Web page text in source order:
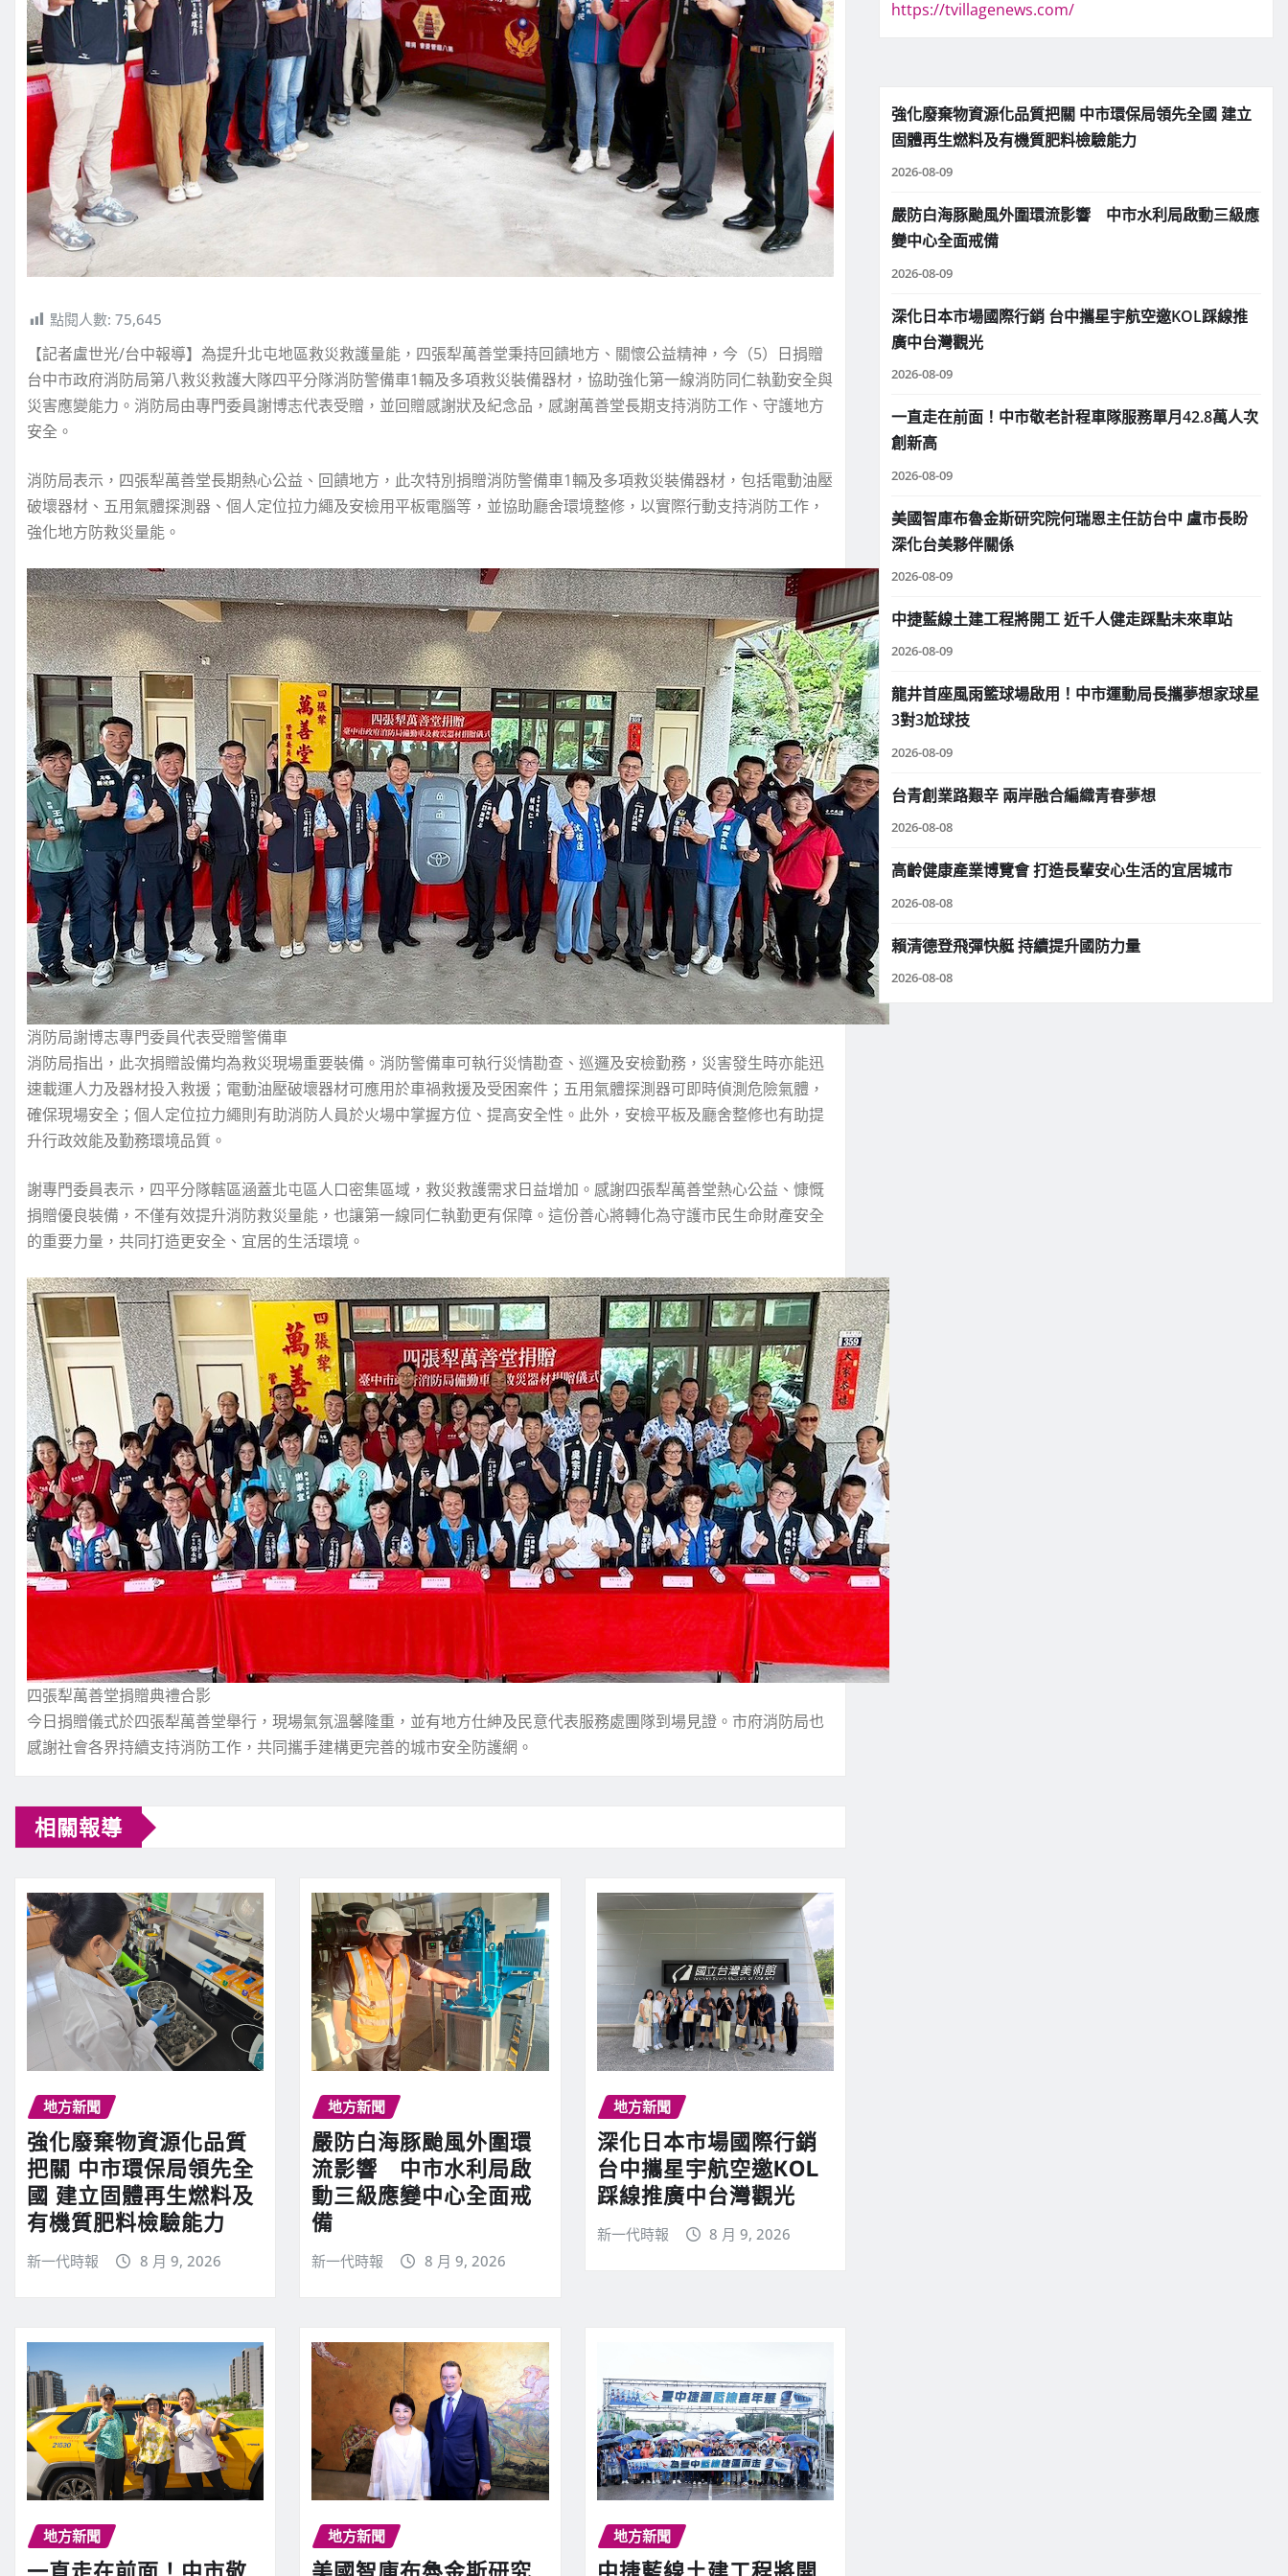
點閱人數: 75,645
【記者盧世光/台中報導】為提升北屯地區救災救護量能，四張犁萬善堂秉持回饋地方、關懷公益精神，今（5）日捐贈
台中市政府消防局第八救災救護大隊四平分隊消防警備車1輛及多項救災裝備器材，協助強化第一線消防同仁執勤安全與
災害應變能力。消防局由專門委員謝博志代表受贈，並回贈感謝狀及紀念品，感謝萬善堂長期支持消防工作、守護地方
安全。
消防局表示，四張犁萬善堂長期熱心公益、回饋地方，此次特別捐贈消防警備車1輛及多項救災裝備器材，包括電動油壓
破壞器材、五用氣體探測器、個人定位拉力繩及安檢用平板電腦等，並協助廳舍環境整修，以實際行動支持消防工作，
強化地方防救災量能。
消防局謝博志專門委員代表受贈警備車
消防局指出，此次捐贈設備均為救災現場重要裝備。消防警備車可執行災情勘查、巡邏及安檢勤務，災害發生時亦能迅
速載運人力及器材投入救援；電動油壓破壞器材可應用於車禍救援及受困案件；五用氣體探測器可即時偵測危險氣體，
確保現場安全；個人定位拉力繩則有助消防人員於火場中掌握方位、提高安全性。此外，安檢平板及廳舍整修也有助提
升行政效能及勤務環境品質。
謝專門委員表示，四平分隊轄區涵蓋北屯區人口密集區域，救災救護需求日益增加。感謝四張犁萬善堂熱心公益、慷慨
捐贈優良裝備，不僅有效提升消防救災量能，也讓第一線同仁執勤更有保障。這份善心將轉化為守護市民生命財產安全
的重要力量，共同打造更安全、宜居的生活環境。
四張犁萬善堂捐贈典禮合影
今日捐贈儀式於四張犁萬善堂舉行，現場氣氛溫馨隆重，並有地方仕紳及民意代表服務處團隊到場見證。市府消防局也
感謝社會各界持續支持消防工作，共同攜手建構更完善的城市安全防護網。
相關報導
地方新聞
強化廢棄物資源化品質
把關 中市環保局領先全
國 建立固體再生燃料及
有機質肥料檢驗能力
新一代時報 8 月 9, 2026
地方新聞
嚴防白海豚颱風外圍環
流影響 中市水利局啟
動三級應變中心全面戒
備
新一代時報 8 月 9, 2026
地方新聞
深化日本市場國際行銷
台中攜星宇航空邀KOL
踩線推廣中台灣觀光
新一代時報 8 月 9, 2026
地方新聞
一直走在前面！中市敬
地方新聞
美國智庫布魯金斯研究
地方新聞
中捷藍線土建工程將開
https://tvillagenews.com/
強化廢棄物資源化品質把關 中市環保局領先全國 建立
固體再生燃料及有機質肥料檢驗能力
2026-08-09
嚴防白海豚颱風外圍環流影響 中市水利局啟動三級應
變中心全面戒備
2026-08-09
深化日本市場國際行銷 台中攜星宇航空邀KOL踩線推
廣中台灣觀光
2026-08-09
一直走在前面！中市敬老計程車隊服務單月42.8萬人次
創新高
2026-08-09
美國智庫布魯金斯研究院何瑞恩主任訪台中 盧市長盼
深化台美夥伴關係
2026-08-09
中捷藍線土建工程將開工 近千人健走踩點未來車站
2026-08-09
龍井首座風雨籃球場啟用！中市運動局長攜夢想家球星
3對3尬球技
2026-08-09
台青創業路艱辛 兩岸融合編織青春夢想
2026-08-08
高齡健康產業博覽會 打造長輩安心生活的宜居城市
2026-08-08
賴清德登飛彈快艇 持續提升國防力量
2026-08-08